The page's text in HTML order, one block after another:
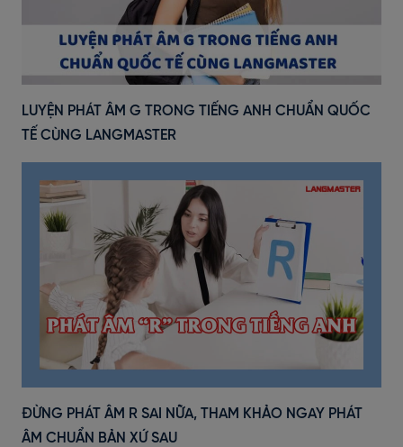
LUYỆN PHÁT ÂM G TRONG TIẾNG ANH CHUẨN QUỐC
TẾ CÙNG LANGMASTER
ĐỪNG PHÁT ÂM R SAI NỮA, THAM KHẢO NGAY PHÁT
ÂM CHUẨN BẢN XỨ SAU